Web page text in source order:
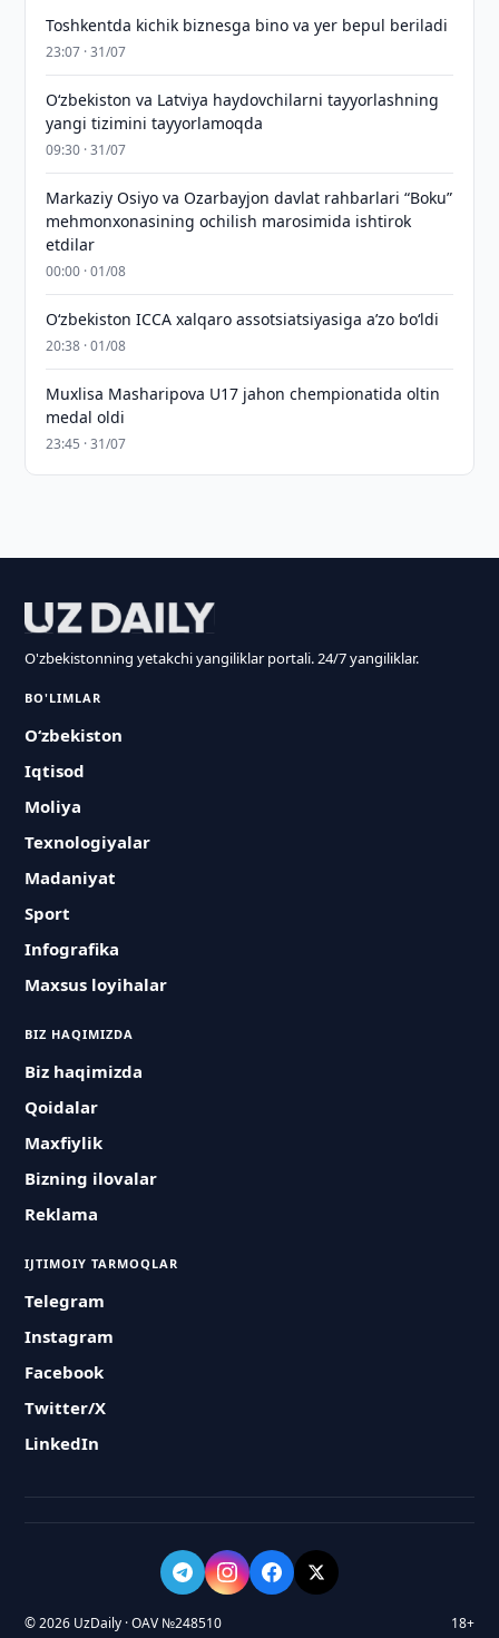
Toshkentda kichik biznesga bino va yer bepul beriladi
23:07 · 31/07
Oʻzbekiston va Latviya haydovchilarni tayyorlashning
yangi tizimini tayyorlamoqda
09:30 · 31/07
Markaziy Osiyo va Ozarbayjon davlat rahbarlari “Boku”
mehmonxonasining ochilish marosimida ishtirok
etdilar
00:00 · 01/08
O‘zbekiston ICCA xalqaro assotsiatsiyasiga aʼzo bo‘ldi
20:38 · 01/08
Muxlisa Masharipova U17 jahon chempionatida oltin
medal oldi
23:45 · 31/07
O'zbekistonning yetakchi yangiliklar portali. 24/7 yangiliklar.
BO'LIMLAR
O‘zbekiston
Iqtisod
Moliya
Texnologiyalar
Madaniyat
Sport
Infografika
Maxsus loyihalar
BIZ HAQIMIZDA
Biz haqimizda
Qoidalar
Maxfiylik
Bizning ilovalar
Reklama
IJTIMOIY TARMOQLAR
Telegram
Instagram
Facebook
Twitter/X
LinkedIn
© 2026 UzDaily · OAV №248510 18+